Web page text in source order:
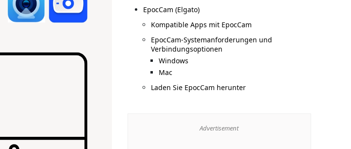
EpocCam (Elgato)
Kompatible Apps mit EpocCam
EpocCam-Systemanforderungen und
Verbindungsoptionen
Windows
Mac
Laden Sie EpocCam herunter
Advertisement